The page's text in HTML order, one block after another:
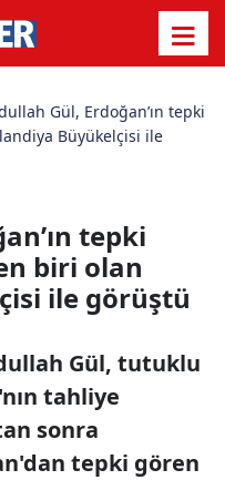
Gül, Erdoğan’ın tepki
Büyükelçisi ile
tepki
biri olan
ile görüştü
Gül, tutuklu
tahliye
sonra
tepki gören